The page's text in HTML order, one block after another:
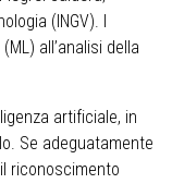
(INGV). I
all’analisi della
artificiale, in
Se adeguatamente
riconoscimento